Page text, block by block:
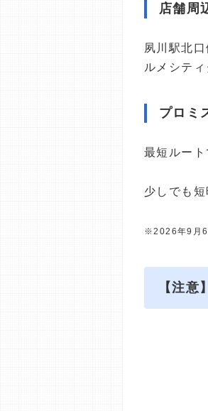
店舗周
夙川駅北
ルメシテ
プロミ
最短ルー
少しでも
※2026年9月6
【注意